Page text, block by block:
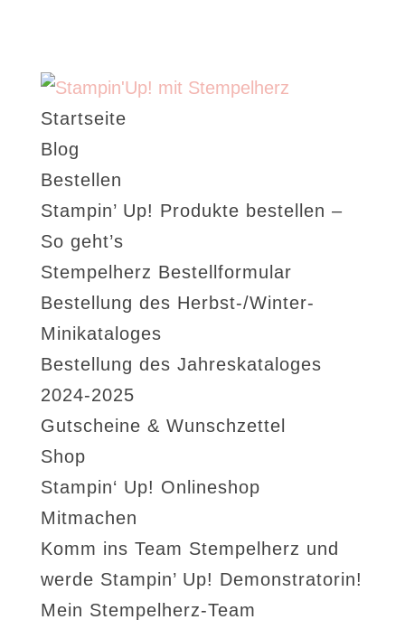
Startseite
Blog
Bestellen
Stampin’ Up! Produkte bestellen –
So geht’s
Stempelherz Bestellformular
Bestellung des Herbst-/Winter-
Minikataloges
Bestellung des Jahreskataloges
2024-2025
Gutscheine & Wunschzettel
Shop
Stampin‘ Up! Onlineshop
Mitmachen
Komm ins Team Stempelherz und
werde Stampin’ Up! Demonstratorin!
Mein Stempelherz-Team